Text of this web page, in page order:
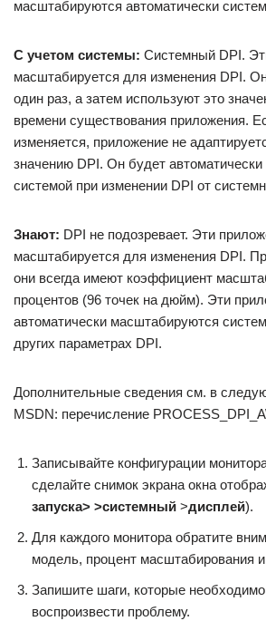
масштабируются автоматически
С учетом системы: Системный DPI.
масштабируется для изменения DPI.
один раз, а затем используют это
времени существования приложения.
изменяется, приложение не
значению DPI. Он будет
системой при изменении DPI от
Знают: DPI не подозревает. Эти
масштабируется для изменения DPI.
они всегда имеют коэффициент
процентов (96 точек на дюйм). Эти
автоматически масштабируются
других параметрах DPI.
Дополнительные сведения см. в
MSDN: перечисление
Записывайте конфигурации
сделайте снимок экрана окна
запуска> >системный >дисплей).
Для каждого монитора обратите
модель, процент масштабирования
Запишите шаги, которые
воспроизвести проблему.